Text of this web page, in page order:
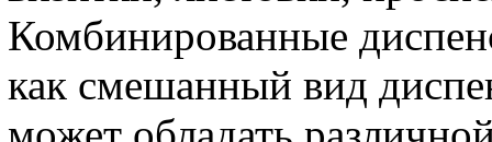
Комбинированные
как смешанный вид